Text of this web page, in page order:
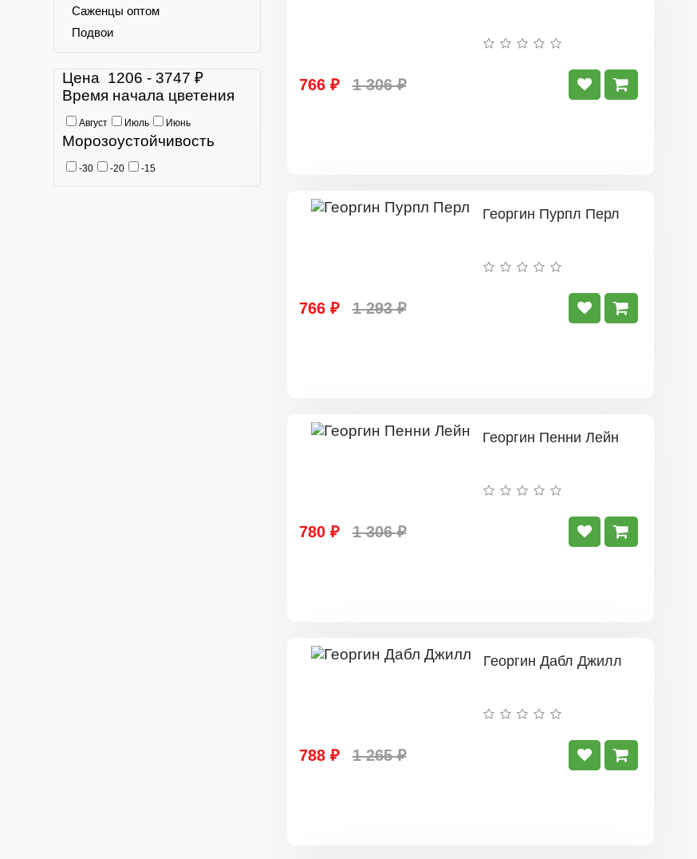
Саженцы оптом
Подвои
Цена 1206 - 3747 ₽
Время начала цветения
Август Июль Июнь
Морозоустойчивость
-30 -20 -15
766 ₽ 1 306 ₽
Георгин Пурпл Перл
766 ₽ 1 293 ₽
Георгин Пенни Лейн
780 ₽ 1 306 ₽
Георгин Дабл Джилл
788 ₽ 1 265 ₽